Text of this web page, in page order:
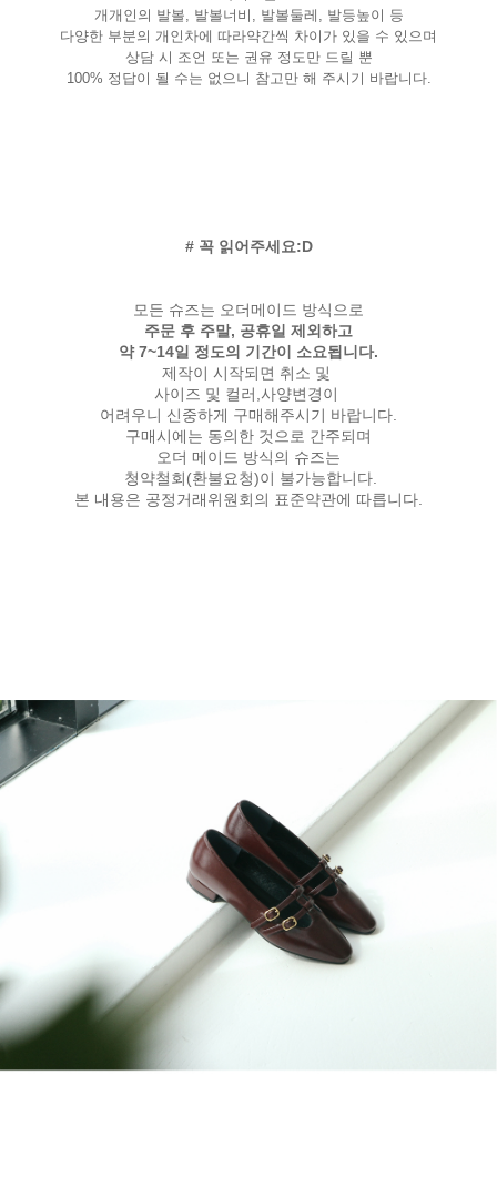
개개인의 발볼, 발볼너비, 발볼둘레, 발등높이 등
다양한 부분의 개인차에 따라약간씩 차이가 있을 수 있으며
상담 시 조언 또는 권유 정도만 드릴 뿐
100% 정답이 될 수는 없으니 참고만 해 주시기 바랍니다.
# 꼭 읽어주세요:D
모든 슈즈는 오더메이드 방식으로
주문 후 주말, 공휴일 제외하고
약 7~14일 정도의 기간이 소요됩니다.
제작이 시작되면 취소 및
사이즈 및 컬러,사양변경이
어려우니 신중하게 구매해주시기 바랍니다.
구매시에는 동의한 것으로 간주되며
오더 메이드 방식의 슈즈는
청약철회(환불요청)이 불가능합니다.
본 내용은 공정거래위원회의 표준약관에 따릅니다.